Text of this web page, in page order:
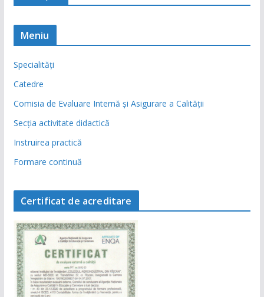
Meniu
Specialităţi
Catedre
Comisia de Evaluare Internă şi Asigurare a Calităţii
Secţia activitate didactică
Instruirea practică
Formare continuă
Certificat de acreditare